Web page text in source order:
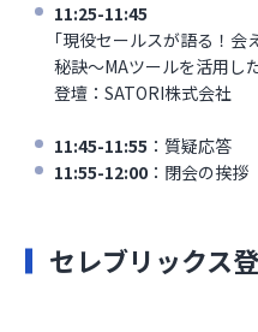
11:25-11:45
｢現役セールスが語る！会
秘訣～MAツールを活用し
登壇：SATORI株式会社
11:45-11:55 ：質疑応答
11:55-12:00 ：閉会の挨拶
セレブリックス